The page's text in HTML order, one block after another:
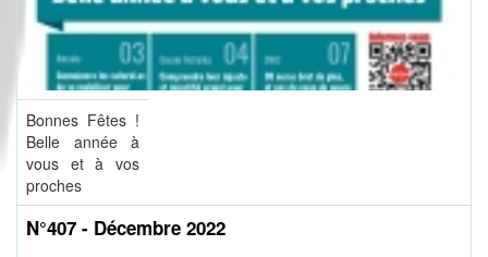
Bonnes Fêtes !
Belle année à
vous et à vos
proches
N°407 - Décembre 2022